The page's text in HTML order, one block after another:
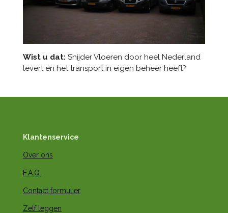
Wist u dat: Snijder Vloeren door heel Nederland
levert en het transport in eigen beheer heeft?
Klantenservice
Over ons
F.A.Q.
Contact formulier
Zelf leggen